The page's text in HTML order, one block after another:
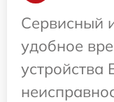
Сервисный
удобное
устройства